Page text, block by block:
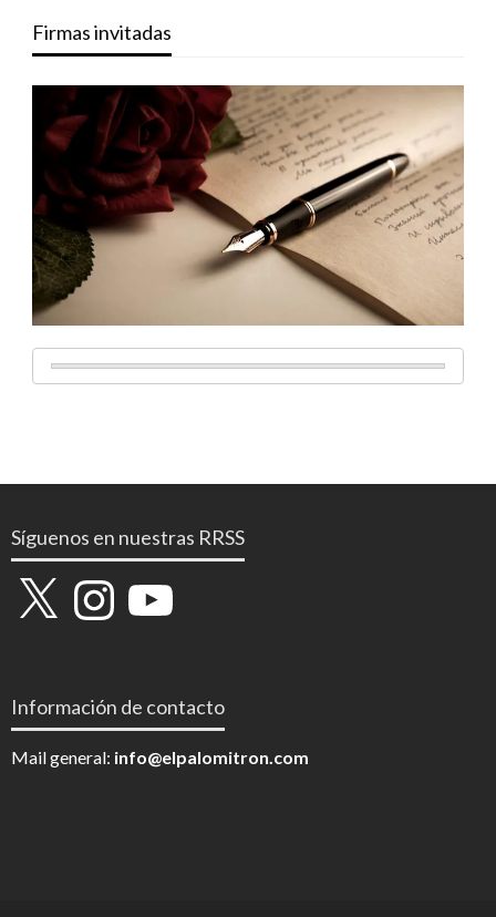
Firmas invitadas
Síguenos en nuestras RRSS
X InstagramYouTube
Información de contacto
Mail general: info@elpalomitron.com